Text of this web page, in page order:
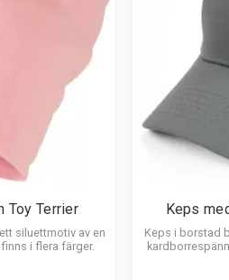
Toy Terrier
siluettmotiv av en
i flera färger.
Keps
Keps i borstad